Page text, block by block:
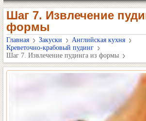
Шаг 7. Извлечение
формы
Главная Закуски
Английская кухня
Креветочно-крабовый пудинг
Шаг 7. Извлечение пудинга из формы